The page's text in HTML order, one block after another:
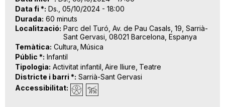
Data fi * Ds., 05/10/2024 - 18:00
Durada 60 minuts
Localització
Parc del Turó, Av. de Pau Casals, 19, Sarrià-
Sant Gervasi, 08021 Barcelona, Espanya
Temàtica Cultura Música
Públic * Infantil
Tipologia Activitat infantil Aire lliure Teatre
Districte i barri * Sarrià-Sant Gervasi
Accessibilitat